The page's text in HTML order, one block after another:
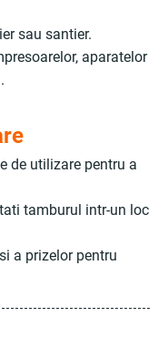
sau santier.
aparatelor
de utilizare pentru a
tamburul intr-un loc
a prizelor pentru